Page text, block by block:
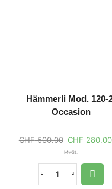
Hämmerli Mod. 120-
Occasion
CHF500.00 CHF 280.00
MwSt.